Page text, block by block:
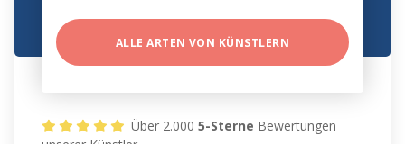
ALLE ARTEN VON KÜNSTLERN
Über 2.0005-Sterne Bewertungen